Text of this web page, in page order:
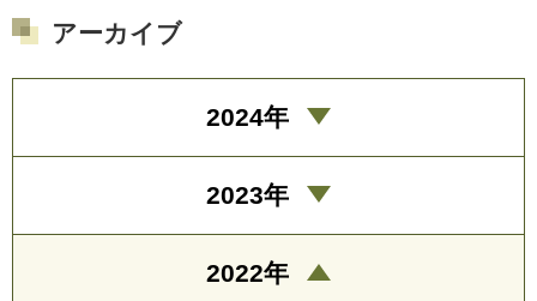
アーカイブ
2024年
2023年
2022年